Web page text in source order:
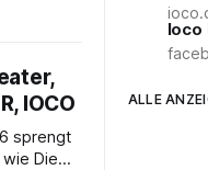
IOCO
sprengt
Die
Ioco
ALLE